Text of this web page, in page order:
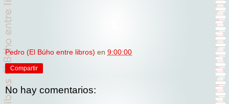
Pedro (El Búho entre libros) en 9:00:00
Compartir
No hay comentarios: